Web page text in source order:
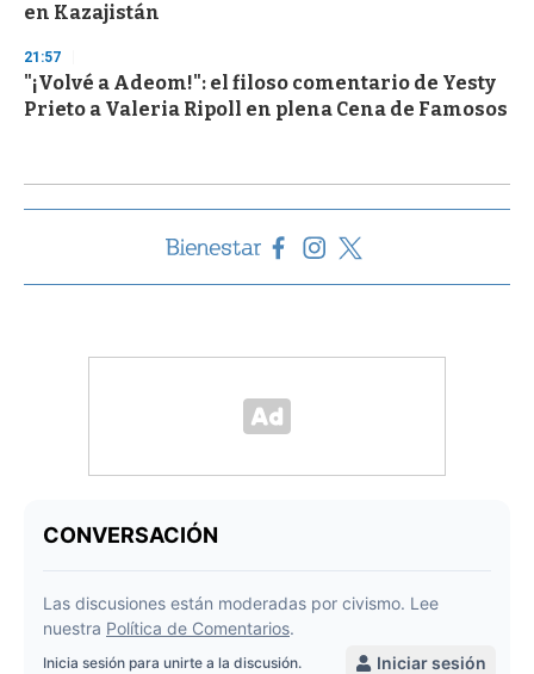
en Kazajistán
21:57
"¡Volvé a Adeom!": el filoso comentario de Yesty
Prieto a Valeria Ripoll en plena Cena de Famosos